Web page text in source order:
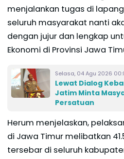
menjalankan tugas di
seluruh masyarakat nanti
dengan jujur dan lengkap
Ekonomi di Provinsi Jawa
Selasa, 04 Agu 2026
Lewat Dialog
Jatim Minta
Persatuan
Herum menjelaskan,
di Jawa Timur melibatkan
tersebar di seluruh